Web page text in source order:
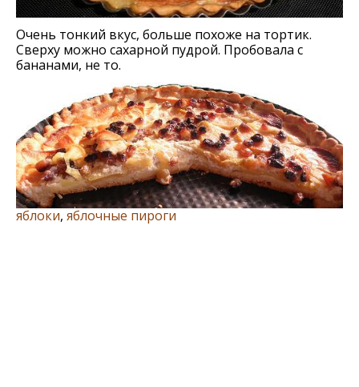
Очень тонкий вкус, больше похоже на тортик.
Сверху можно сахарной пудрой. Пробовала с
бананами, не то.
яблоки, яблочные пироги